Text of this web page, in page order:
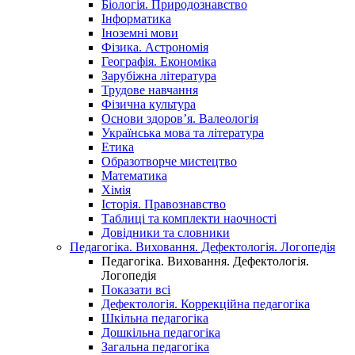
Біологія. Природознавство
Інформатика
Іноземні мови
Фізика. Астрономія
Географія. Економіка
Зарубіжна література
Трудове навчання
Фізична культура
Основи здоров’я. Валеологія
Українська мова та література
Етика
Образотворче мистецтво
Математика
Хімія
Історія. Правознавство
Таблиці та комплекти наочності
Довідники та словники
Педагогіка. Виховання. Дефектологія. Логопедія
Педагогіка. Виховання. Дефектологія.
Логопедія
Показати всі
Дефектологія. Коррекційна педагогіка
Шкільна педагогіка
Дошкільна педагогіка
Загальна педагогіка